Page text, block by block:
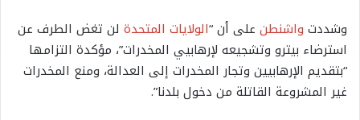
وشددت واشنطن على أن “الولايات المتحدة لن تغض الطرف عن
استرضاء بيترو وتشجيعه لإرهابيي المخدرات”، مؤكدة التزامها
“بتقديم الإرهابيين وتجار المخدرات إلى العدالة، ومنع المخدرات
غير المشروعة القاتلة من دخول بلدنا”.